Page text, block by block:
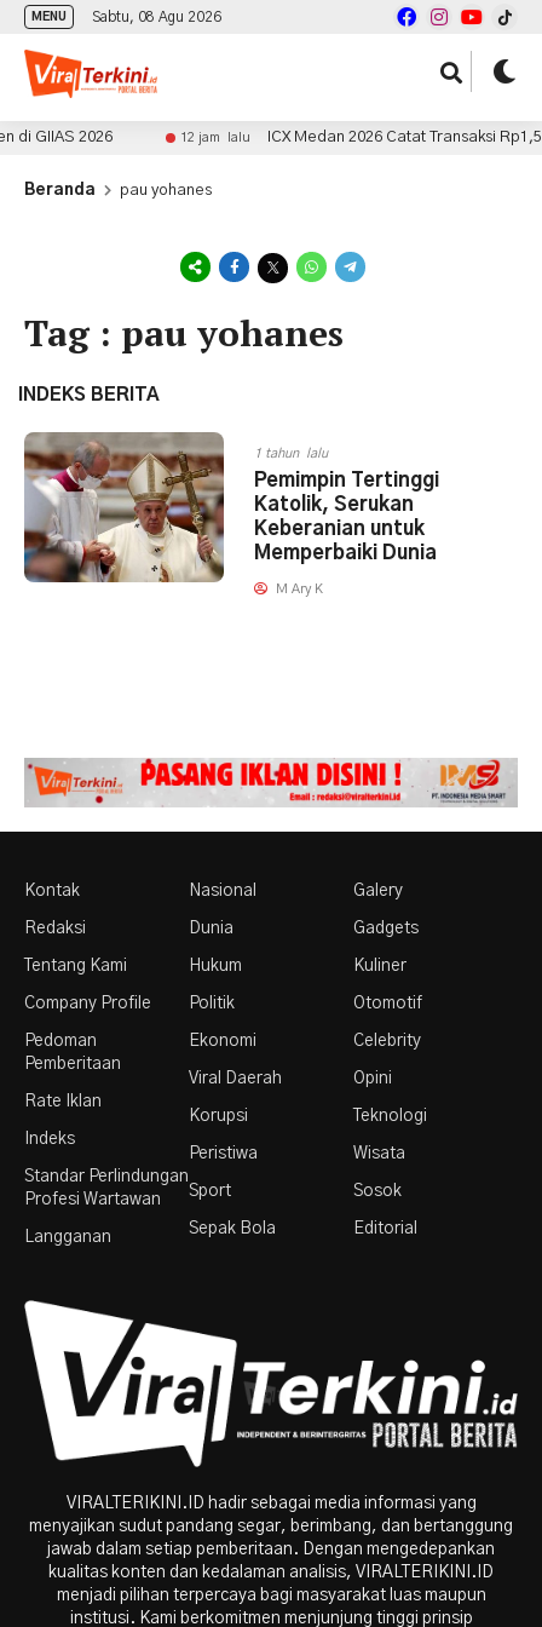
MENU Sabtu, 08 Agu 2026
GIIAS 2026 12 jam lalu ICX Medan 2026 Catat Transaksi Rp1,5
Beranda pau yohanes
Tag : pau yohanes
INDEKS BERITA
1 tahun lalu
Pemimpin Tertinggi
Katolik, Serukan
Keberanian untuk
Memperbaiki Dunia
M Ary K
Kontak
Redaksi
Tentang Kami
Company Profile
Pedoman
Pemberitaan
Rate Iklan
Indeks
Standar Perlindungan
Profesi Wartawan
Langganan
Nasional
Dunia
Hukum
Politik
Ekonomi
Viral Daerah
Korupsi
Peristiwa
Sport
Sepak Bola
Galery
Gadgets
Kuliner
Otomotif
Celebrity
Opini
Teknologi
Wisata
Sosok
Editorial
VIRALTERIKINI.ID hadir sebagai media informasi yang
menyajikan sudut pandang segar, berimbang, dan bertanggung
jawab dalam setiap pemberitaan. Dengan mengedepankan
kualitas konten dan kedalaman analisis, VIRALTERIKINI.ID
menjadi pilihan terpercaya bagi masyarakat luas maupun
institusi. Kami berkomitmen menjunjung tinggi prinsip